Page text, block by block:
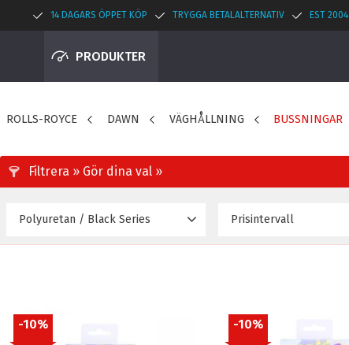
14 DAGARS ÖPPET KÖP TRYGGA BETALALTERNATIV EST 2004
PRODUKTER
ROLLS-ROYCE DAWN VÄGHÅLLNING BUSSNINGAR
Prisintervall
Polyuretan / Black Series
10% 10%